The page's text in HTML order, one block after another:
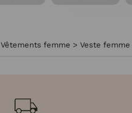
Vêtements femme > Veste femme